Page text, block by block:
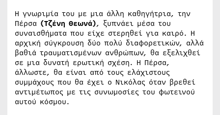
Η γνωριμία του με μια άλλη καθηγήτρια, την
Πέρσα (Τζένη Θεωνά), ξυπνάει μέσα του
συναισθήματα που είχε στερηθεί για καιρό. Η
αρχική σύγκρουση δύο πολύ διαφορετικών, αλλά
βαθιά τραυματισμένων ανθρώπων, θα εξελιχθεί
σε μια δυνατή ερωτική σχέση. Η Πέρσα,
άλλωστε, θα είναι από τους ελάχιστους
συμμάχους που θα έχει ο Νικόλας όταν βρεθεί
αντιμέτωπος με τις συνωμοσίες του φωτεινού
αυτού κόσμου.